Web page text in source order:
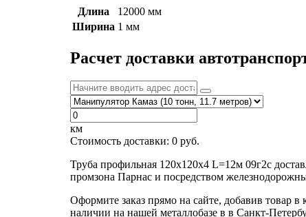
Длина
12000 мм
Ширина 1 мм
Расчет доставки
км
Стоимость доставки: 0 руб.
Труба профильная 120х120х4 L=12м 09г2с
промзона Парнас и посредством
Оформите заказ прямо на сайте, добавив товар
наличии на нашей металлобазе в в Санкт-